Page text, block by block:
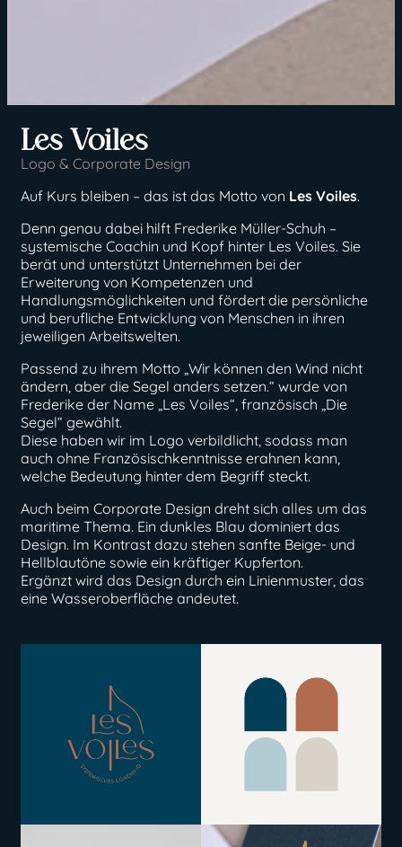
Les Voiles
Logo & Corporate Design
Auf Kurs bleiben – das ist das Motto von Les Voiles.
Denn genau dabei hilft Frederike Müller-Schuh –
systemische Coachin und Kopf hinter Les Voiles. Sie
berät und unterstützt Unternehmen bei der
Erweiterung von Kompetenzen und
Handlungsmöglichkeiten und fördert die persönliche
und berufliche Entwicklung von Menschen in ihren
jeweiligen Arbeitswelten.
Passend zu ihrem Motto „Wir können den Wind nicht
ändern, aber die Segel anders setzen.“ wurde von
Frederike der Name „Les Voiles“, französisch „Die
Segel“ gewählt.
Diese haben wir im Logo verbildlicht, sodass man
auch ohne Französischkenntnisse erahnen kann,
welche Bedeutung hinter dem Begriff steckt.
Auch beim Corporate Design dreht sich alles um das
maritime Thema. Ein dunkles Blau dominiert das
Design. Im Kontrast dazu stehen sanfte Beige- und
Hellblautöne sowie ein kräftiger Kupferton.
Ergänzt wird das Design durch ein Linienmuster, das
eine Wasseroberfläche andeutet.